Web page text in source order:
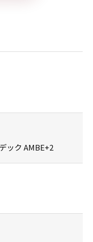
ック AMBE+2